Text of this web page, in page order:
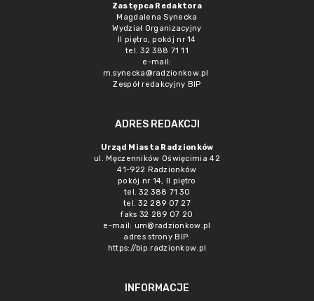
Zastępca Redaktora
Magdalena Synecka
Wydział Organizacyjny
II piętro, pokój nr 14
tel. 32 388 71 11
e-mail:
m.synecka@radzionkow.pl
Zespół redakcyjny BIP
ADRES REDAKCJI
Urząd Miasta Radzionków
ul. Męczenników Oświęcimia 42
41-922 Radzionków
pokój nr 14, II piętro
tel. 32 388 71 30
tel. 32 289 07 27
faks 32 289 07 20
e-mail: um@radzionkow.pl
adres strony BIP:
https://bip.radzionkow.pl
INFORMACJE